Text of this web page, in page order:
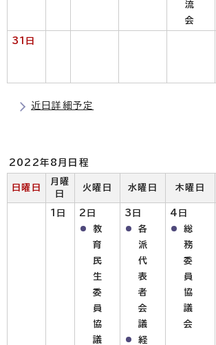
流
会
31日
近日詳細予定
2022年8月日程
日曜日
月曜
日
火曜日 水曜日 木曜日
1日
2日
教
育
民
生
委
員
協
議
3日
各
派
代
表
者
会
議
経
4日
総
務
委
員
協
議
会